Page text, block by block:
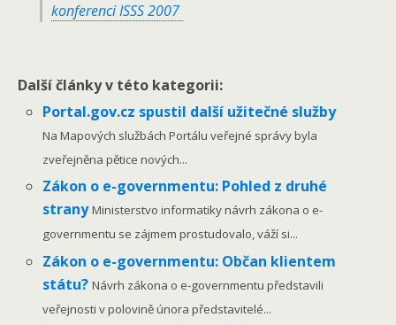
konferenci ISSS 2007
Další články v této kategorii:
Portal.gov.cz spustil další užitečné služby
Na Mapových službách Portálu veřejné správy byla
zveřejněna pětice nových...
Zákon o e-governmentu: Pohled z druhé
stranyMinisterstvo informatiky návrh zákona o e-
governmentu se zájmem prostudovalo, váží si...
Zákon o e-governmentu: Občan klientem
státu?Návrh zákona o e-governmentu představili
veřejnosti v polovině února představitelé...